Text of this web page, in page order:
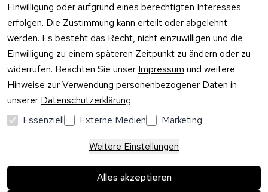
Einwilligung oder aufgrund eines berechtigten Interesses
erfolgen. Die Zustimmung kann erteilt oder abgelehnt
werden. Es besteht das Recht, nicht einzuwilligen und die
Einwilligung zu einem späteren Zeitpunkt zu ändern oder zu
widerrufen. Beachten Sie unser Impressum und weitere
Hinweise zur Verwendung personenbezogener Daten in
unserer Datenschutzerklärung.
Essenziell
Externe Medien Marketing
Weitere Einstellungen
Alles akzeptieren
Mo –
Do:
10:00
–
Uhr
Fr: